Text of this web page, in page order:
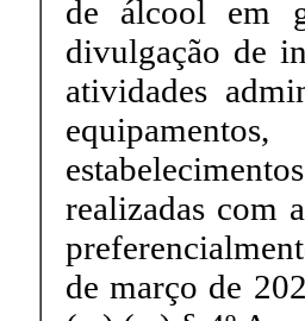
de álcool em
divulgação de
atividades
realizadas com
de março de